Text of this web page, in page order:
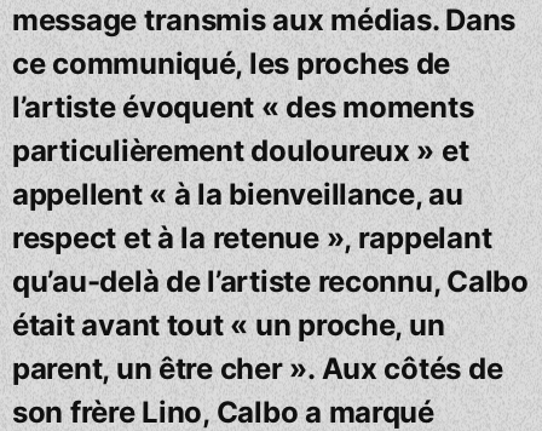
message transmis aux médias. Dans
ce communiqué, les proches de
l’artiste évoquent « des moments
particulièrement douloureux » et
appellent « à la bienveillance, au
respect et à la retenue », rappelant
qu’au-delà de l’artiste reconnu, Calbo
était avant tout « un proche, un
parent, un être cher ». Aux côtés de
son frère Lino, Calbo a marqué